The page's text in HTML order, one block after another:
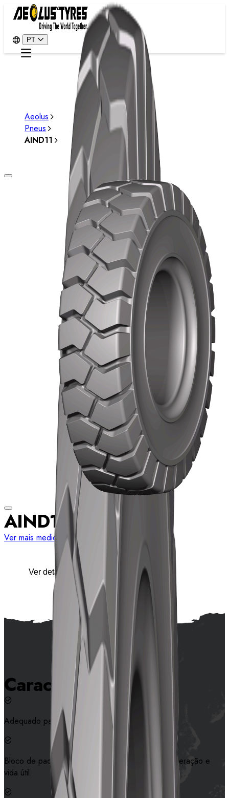
PT
Aeolus
Pneus
AIND11
AIND11
Ver mais medidas
Ver detalhes
Características
Adequado para o empilhador industrial.
Bloco de padrão maior garante estabilidade na operação e
vida útil.